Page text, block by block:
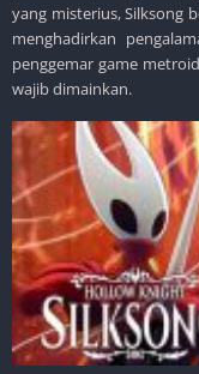
yang misterius, Silksong
menghadirkan
penggemar game
wajib dimainkan.